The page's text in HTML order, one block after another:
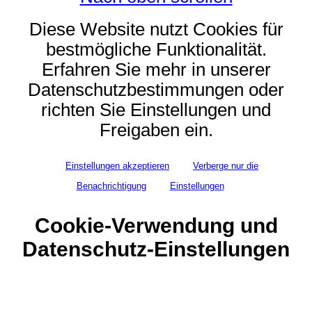
Diese Website nutzt Cookies für
bestmögliche Funktionalität.
Erfahren Sie mehr in unserer
Datenschutzbestimmungen oder
richten Sie Einstellungen und
Freigaben ein.
Einstellungen akzeptieren
Verberge nur die
Benachrichtigung
Einstellungen
Cookie-Verwendung und
Datenschutz-Einstellungen